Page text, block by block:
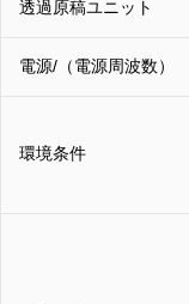
透過原稿ユニット
電源/（電源周波数）
環境条件